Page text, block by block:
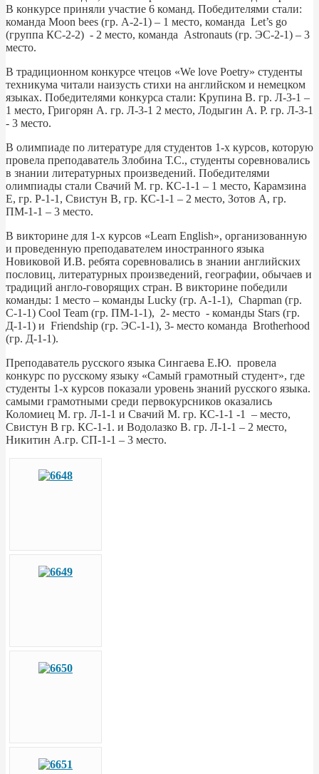
В конкурсе приняли участие 6 команд. Победителями стали:
команда Moon bees (гр. А-2-1) – 1 место, команда Let’s go
(группа КС-2-2) - 2 место, команда Astronauts (гр. ЭС-2-1) – 3
место.
В традиционном конкурсе чтецов «We love Poetry» студенты
техникума читали наизусть стихи на английском и немецком
языках. Победителями конкурса стали: Крупина В. гр. Л-3-1 –
1 место, Григорян А. гр. Л-3-1 2 место, Лодыгин А. Р. гр. Л-3-1
- 3 место.
В олимпиаде по литературе для студентов 1-х курсов, которую
провела преподаватель Злобина Т.С., студенты соревновались
в знании литературных произведений. Победителями
олимпиады стали Свачий М. гр. КС-1-1 – 1 место, Карамзина
Е, гр. Р-1-1, Свистун В, гр. КС-1-1 – 2 место, Зотов А, гр.
ПМ-1-1 – 3 место.
В викторине для 1-х курсов «Learn English», организованную
и проведенную преподавателем иностранного языка
Новиковой И.В. ребята соревновались в знании английских
пословиц, литературных произведений, географии, обычаев и
традиций англо-говорящих стран. В викторине победили
команды: 1 место – команды Lucky (гр. А-1-1), Chapman (гр.
С-1-1) Cool Team (гр. ПМ-1-1), 2- место - команды Stars (гр.
Д-1-1) и Friendship (гр. ЭС-1-1), 3- место команда Brotherhood
(гр. Д-1-1).
Преподаватель русского языка Сингаева Е.Ю. провела
конкурс по русскому языку «Самый грамотный студент», где
студенты 1-х курсов показали уровень знаний русского языка.
самыми грамотными среди первокурсников оказались
Коломиец М. гр. Л-1-1 и Свачий М. гр. КС-1-1 -1 – место,
Свистун В гр. КС-1-1. и Водолазко В. гр. Л-1-1 – 2 место,
Никитин А.гр. СП-1-1 – 3 место.